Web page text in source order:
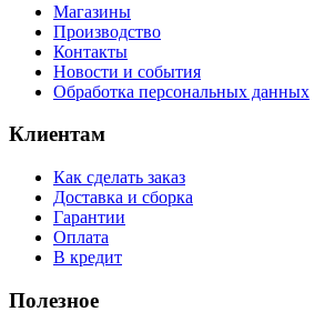
Магазины
Производство
Контакты
Новости и события
Обработка персональных данных
Клиентам
Как сделать заказ
Доставка и сборка
Гарантии
Оплата
В кредит
Полезное